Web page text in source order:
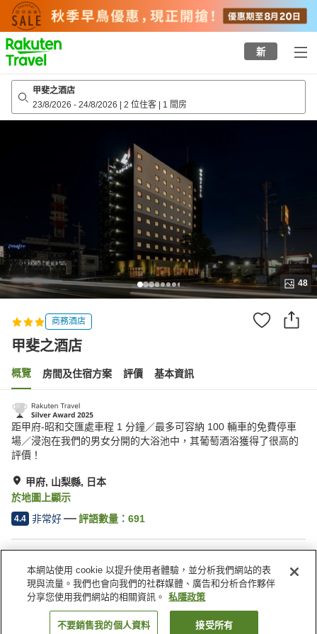
to
top
page
新
甲斐之酒店
23/8/2026 - 24/8/2026 | 2 位住客 | 1 間房
48
商務酒店
甲斐之酒店
概覽 房間及住宿方案 評價 基本資訊
距甲府-昭和交匯處車程 1 分鐘／最多可容納 100 輛車的免費停車
場／浸泡在我們的男女分開的大浴池中，其葡萄酒浴獲得了很高的
評價！
甲府, 山梨縣, 日本
於地圖上顯示
4.4 非常好 評語數量： 691
停車場
桑拿
水療/美容院
居酒屋區
日本 山梨縣 甲府 甲斐之酒店
找客房
本網站使用 cookie 以提升使用者體驗，並分析我們網站的表
現與流量。我們也會向我們的社群媒體、廣告和分析合作夥伴
分享您使用我們網站的相關資訊。
私隱政策
不要銷售我的個人資料 接受所有